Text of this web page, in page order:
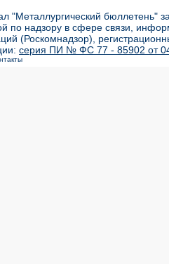
"Металлургический бюллетень"
по надзору в сфере связи,
(Роскомнадзор),
серия ПИ № ФС 77 - 85902 от 04